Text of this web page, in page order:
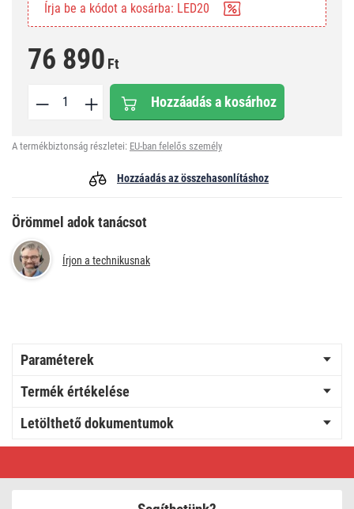
Írja be a kódot a kosárba: LED20
76 890 Ft
Hozzáadás a kosárhoz
A termékbiztonság részletei: EU-ban felelős személy
Hozzáadás az összehasonlításhoz
Örömmel adok tanácsot
Írjon a technikusnak
Paraméterek
Termék értékelése
Letölthető dokumentumok
LED